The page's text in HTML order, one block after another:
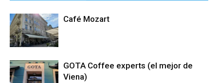
Café Mozart
GOTA Coffee experts (el mejor de
Viena)